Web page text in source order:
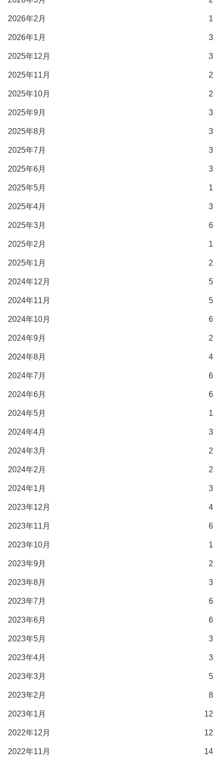
2026年2月 1
2026年1月 3
2025年12月 3
2025年11月 2
2025年10月 2
2025年9月 3
2025年8月 3
2025年7月 3
2025年6月 3
2025年5月 1
2025年4月 3
2025年3月 6
2025年2月 1
2025年1月 2
2024年12月 5
2024年11月 5
2024年10月 6
2024年9月 2
2024年8月 4
2024年7月 6
2024年6月 6
2024年5月 1
2024年4月 3
2024年3月 2
2024年2月 2
2024年1月 3
2023年12月 4
2023年11月 6
2023年10月 1
2023年9月 2
2023年8月 3
2023年7月 6
2023年6月 6
2023年5月 3
2023年4月 3
2023年3月 5
2023年2月 8
2023年1月 12
2022年12月 12
2022年11月 14